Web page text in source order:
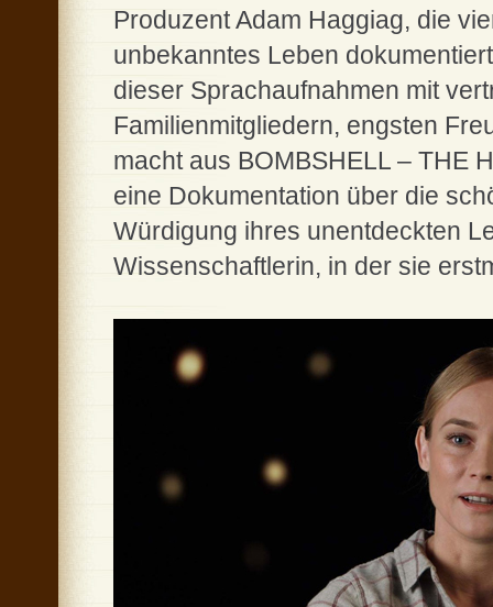
Produzent Adam Haggiag, die
unbekanntes Leben
dieser Sprachaufnahmen mit
Familienmitgliedern, engsten
macht aus BOMBSHELL – THE
eine Dokumentation über die
Würdigung ihres unentdeckten
Wissenschaftlerin, in der sie